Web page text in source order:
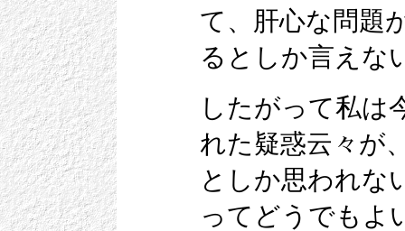
て、肝心な問題
るとしか言えな
したがって私は
れた疑惑云々が
としか思われな
ってどうでもよ